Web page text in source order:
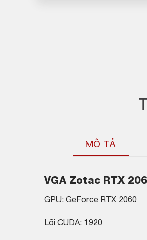
MÔ TẢ
VGA Zotac RTX
GPU: GeForce RTX 2060
Lõi CUDA: 1920